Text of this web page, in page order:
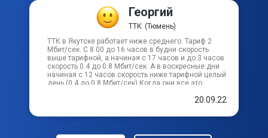
материков, что говорит о хорошей возможности
связи ip телефонии(viber, scype, facetime)...скорость
в торрентах ниже 32 мбит не опускается,
заявленая 30 мбит...Единственный минус, платный
постоянный ip адрес, хотя по большой части это
плюс ;-)
Георгий
ТТК (Тюмень)
ТТК в Якутске работает ниже среднего. Тариф 2
Мбит/сек. С 8.00 до 16 часов в будни скорость
выше тарифной, а начиная с 17 часов и до 3 часов
скорость 0.4 до 0.8 Мбит/сек. А в воскресные дни
начиная с 12 часов скорость ниже тарифной целый
день (0.4 до 0.8 Мбит/сек) Когда они все это
20.09.22